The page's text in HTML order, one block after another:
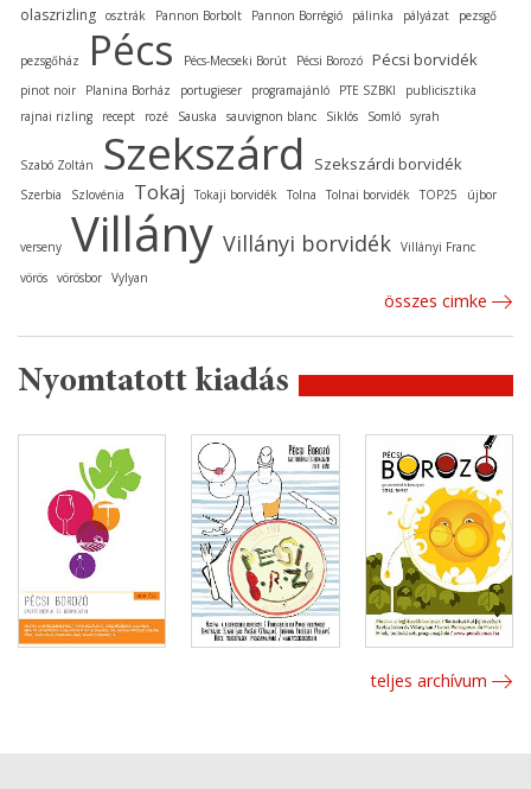
olaszrizling osztrák Pannon Borbolt Pannon Borrégió pálinka pályázat pezsgő
pezsgőház Pécs Pécs-Mecseki Borút Pécsi Borozó Pécsi borvidék
pinot noir Planina Borház portugieser programajánló PTE SZBKI
publicisztika
rajnai rizling
recept rozé Sauska sauvignon blanc Siklós Somló syrah
Szabó Zoltán Szekszárd Szekszárdi borvidék
Szerbia Szlovénia Tokaj Tokaji borvidék Tolna Tolnai borvidék TOP25 újbor
verseny Villány Villányi borvidék Villányi Franc
vörös vörösbor Vylyan
összes cimke
Nyomtatott kiadás
teljes archívum